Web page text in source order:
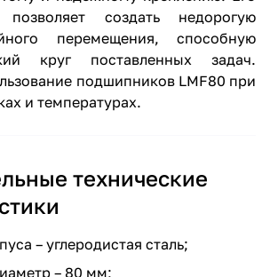
позволяет создать недорогую
перемещения, способную
круг поставленных задач.
подшипников LMF80 при
и температурах.
технические
– углеродистая сталь;
– 80 мм;